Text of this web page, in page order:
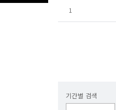
1
기간별 검색